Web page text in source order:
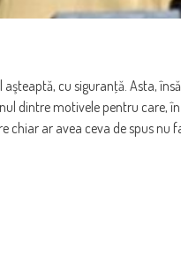
cu siguranţă. Asta,
dintre motivele pentru care,
chiar ar avea ceva de spus nu